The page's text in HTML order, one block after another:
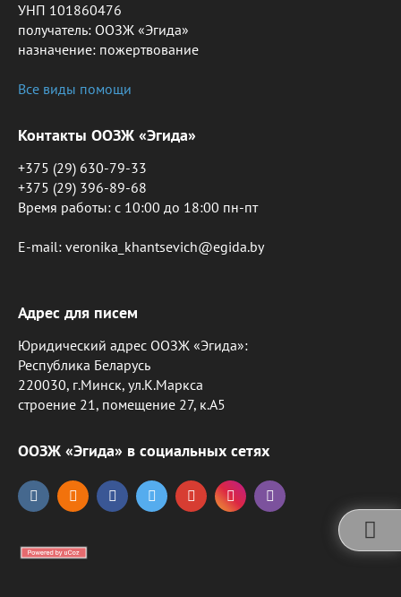
УНП 101860476
получатель: ООЗЖ «Эгида»
назначение: пожертвование
Все виды помощи
Контакты ООЗЖ «Эгида»
+375 (29) 630-79-33
+375 (29) 396-89-68
Время работы: c 10:00 до 18:00 пн-пт
E-mail: veronika_khantsevich@egida.by
Адрес для писем
Юридический адрес ООЗЖ «Эгида»:
Республика Беларусь
220030, г.Минск, ул.К.Маркса
строение 21, помещение 27, к.А5
ООЗЖ «Эгида» в социальных сетях